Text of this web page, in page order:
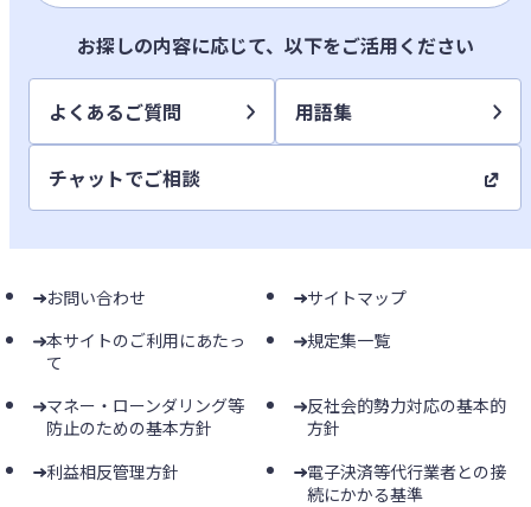
お探しの内容に応じて、以下をご活用ください
よくあるご質問 用語集
チャットでご相談
お問い合わせ
サイトマップ
本サイトのご利用にあたっ
て
規定集一覧
マネー・ローンダリング等
防止のための基本方針
反社会的勢力対応の基本的
方針
利益相反管理方針
電子決済等代行業者との接
続にかかる基準